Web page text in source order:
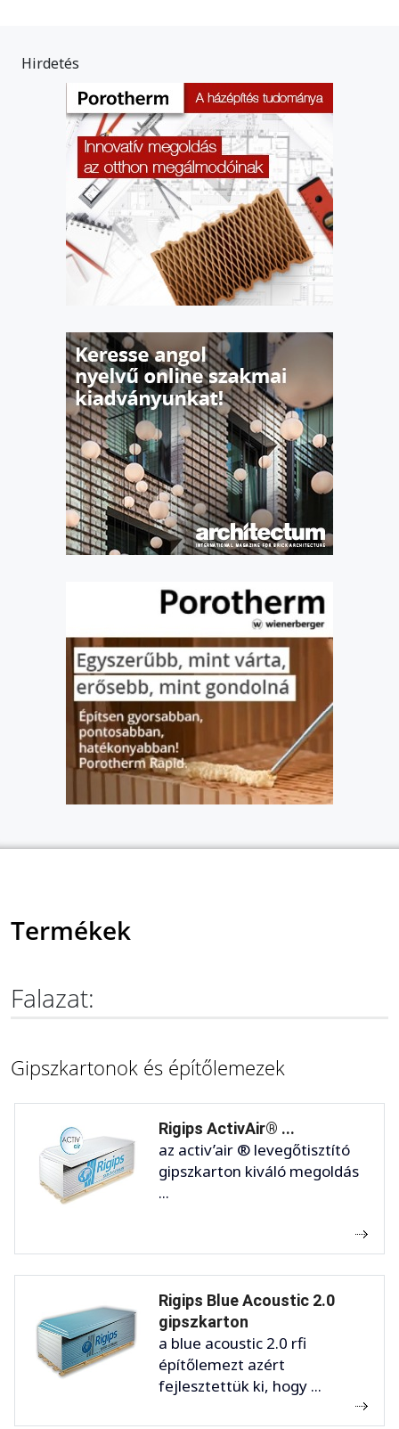
Hirdetés
Termékek
Falazat:
Gipszkartonok és építőlemezek
Rigips ActivAir® ...
az activ’air ® levegőtisztító
gipszkarton kiváló megoldás
...
Rigips Blue Acoustic 2.0
gipszkarton
a blue acoustic 2.0 rfi
építőlemezt azért
fejlesztettük ki, hogy ...